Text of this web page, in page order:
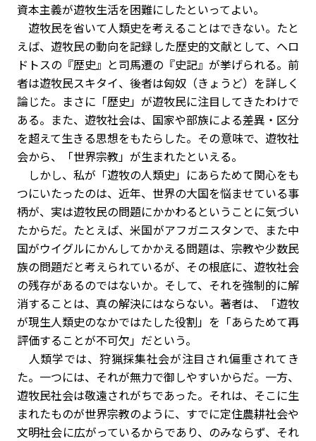
資本主義が遊牧生活を困難にしたといってよい。
遊牧民を省いて人類史を考えることはできない。たと
えば、遊牧民の動向を記録した歴史的文献として、ヘロ
ドトスの『歴史』と司馬遷の『史記』が挙げられる。前
者は遊牧民スキタイ、後者は匈奴（きょうど）を詳しく
論じた。まさに「歴史」が遊牧民に注目してきたわけで
ある。また、遊牧社会は、国家や部族による差異・区分
を超えて生きる思想をもたらした。その意味で、遊牧社
会から、「世界宗教」が生まれたといえる。
しかし、私が「遊牧の人類史」にあらためて関心をも
つにいたったのは、近年、世界の大国を悩ませている事
柄が、実は遊牧民の問題にかかわるということに気づい
たからだ。たとえば、米国がアフガニスタンで、また中
国がウイグルにかんしてかかえる問題は、宗教や少数民
族の問題だと考えられているが、その根底に、遊牧社会
の残存があるのではないか。そして、それを強制的に解
消することは、真の解決にはならない。著者は、「遊牧
が現生人類史のなかではたした役割」を「あらためて再
評価することが不可欠」だという。
人類学では、狩猟採集社会が注目され偏重されてき
た。一つには、それが無力で御しやすいからだ。一方、
遊牧民社会は敬遠されがちであった。それは、そこに生
まれたものが世界宗教のように、すでに定住農耕社会や
文明社会に広がっているからであり、のみならず、それ